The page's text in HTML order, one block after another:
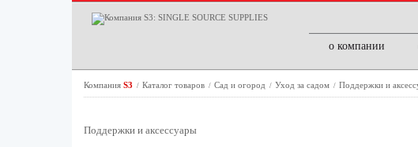
о компании
Компания S3 / Каталог товаров / Сад и огород / Уход за садом / Поддержки и
Поддержки и аксессуары